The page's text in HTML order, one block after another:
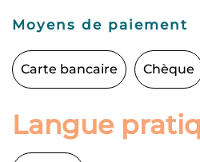
Moyens de paiement
Carte bancaire Chèque
Langue